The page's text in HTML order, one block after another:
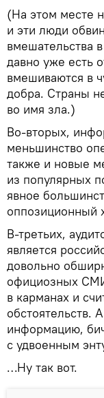
(На этом месте
и эти люди
вмешательства
давно уже есть
вмешиваются в
добра. Страны
во имя зла.)
Во-вторых,
меньшинство
также и новые
из популярных
явное
оппозиционный
В-третьих,
является
довольно
официозных
в карманах и
обстоятельств.
информацию,
с удвоенным
…Ну так вот.